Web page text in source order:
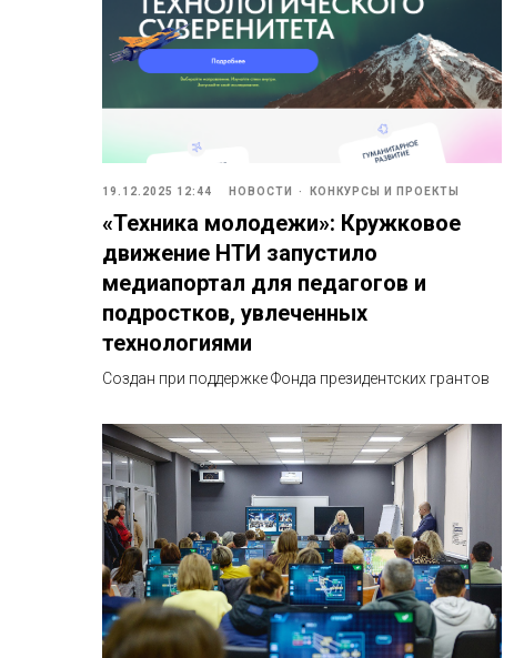
19.12.2025 12:44 НОВОСТИ КОНКУРСЫ И ПРОЕКТЫ
«Техника молодежи»: Кружковое
движение НТИ запустило
медиапортал для педагогов и
подростков, увлеченных
технологиями
Создан при поддержке Фонда президентских грантов